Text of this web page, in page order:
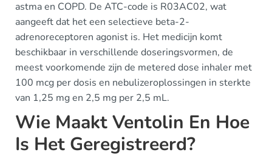
astma en COPD. De ATC-code is R03AC02, wat
aangeeft dat het een selectieve beta-2-
adrenoreceptoren agonist is. Het medicijn komt
beschikbaar in verschillende doseringsvormen, de
meest voorkomende zijn de metered dose inhaler met
100 mcg per dosis en nebulizeroplossingen in sterkte
van 1,25 mg en 2,5 mg per 2,5 mL.
Wie Maakt Ventolin En Hoe
Is Het Geregistreerd?